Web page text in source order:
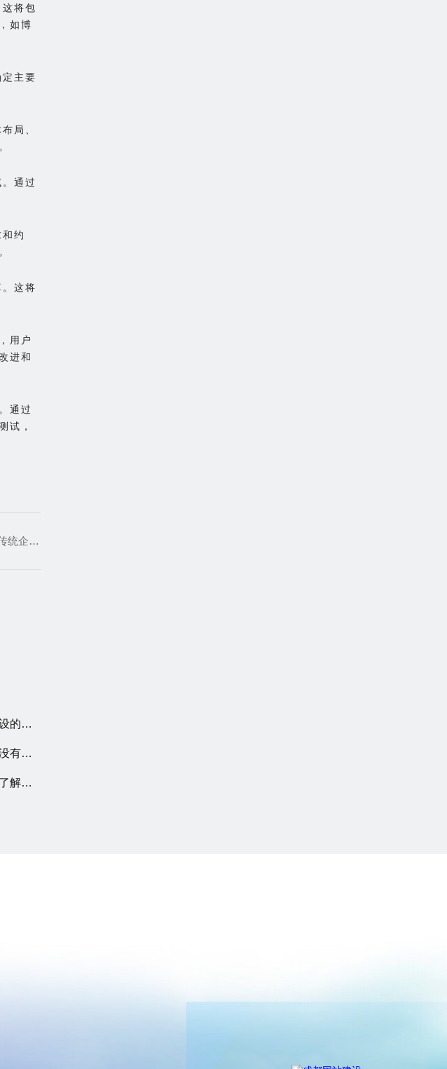
将包
如博
主要
局、
通过
约
这将
用户
进和
通过
试，
网站建设公司如何帮助传统企业提升品牌形象
如何做网站才能提高网站建设的用户体验度
选择响应式网站建设优点和没有任何效果原因
人工智能网页设计：您需要了解的一切